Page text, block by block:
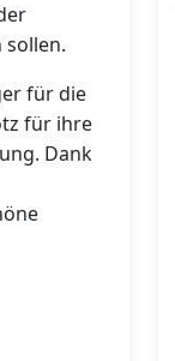
für die
für ihre
Dank